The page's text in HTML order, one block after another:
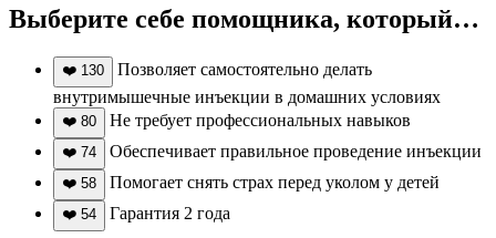
Выберите себе помощника, который…
❤️ 130
Позволяет самостоятельно делать
внутримышечные инъекции в домашних условиях
❤️ 80 Не требует профессиональных навыков
❤️ 74 Обеспечивает правильное проведение инъекции
❤️ 58 Помогает снять страх перед уколом у детей
❤️ 54 Гарантия 2 года